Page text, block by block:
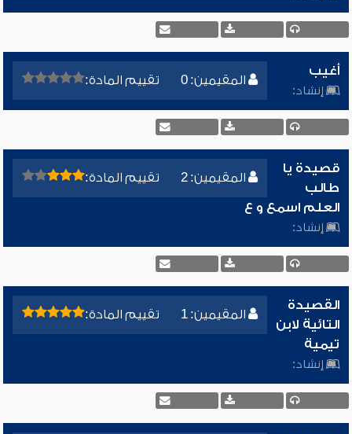
المقيمين: 0 تقييم المادة:
أغيب
إنشاد:
المقيمين: 2 تقييم المادة:
قصيدة يا
طالب
العلم اسمع و ع
إنشاد:
المقيمين: 1 تقييم المادة:
القصيدة
التائية لابن
تيمية
إنشاد: